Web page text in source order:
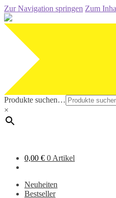
Zur Navigation springen Zum
Produkte suchen…
×
0,00 € 0 Artikel
Neuheiten
Bestseller